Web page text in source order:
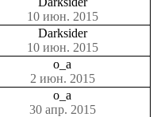
10 июн. 2015
Darksider
10 июн. 2015
o_a
2 июн. 2015
o_a
30 апр. 2015